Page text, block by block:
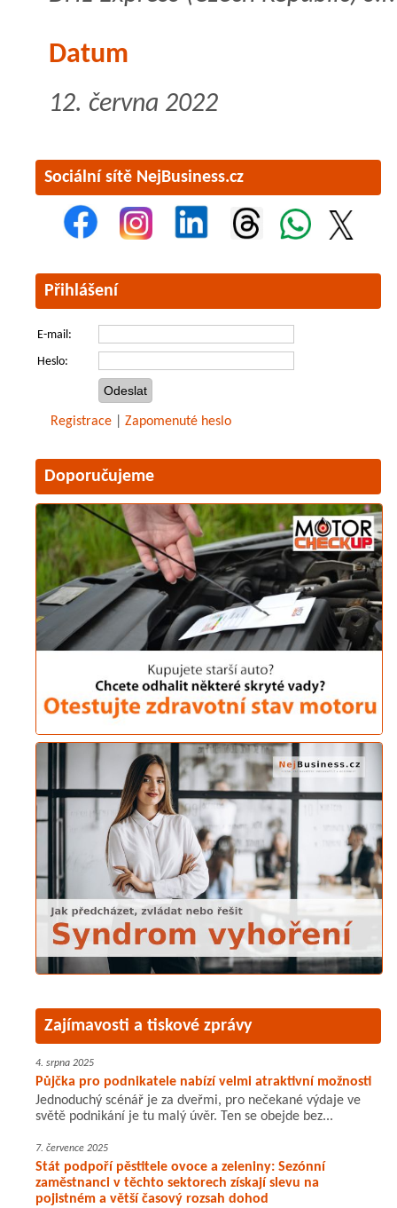
Datum
12. června 2022
Sociální sítě NejBusiness.cz
Přihlášení
E-mail:
Heslo:
Registrace Zapomenuté heslo
Doporučujeme
Zajímavosti a tiskové zprávy
4. srpna 2025
Půjčka pro podnikatele nabízí velmi atraktivní možnosti
Jednoduchý scénář je za dveřmi, pro nečekané výdaje ve
světě podnikání je tu malý úvěr. Ten se obejde bez...
7. července 2025
Stát podpoří pěstitele ovoce a zeleniny: Sezónní
zaměstnanci v těchto sektorech získají slevu na
pojistném a větší časový rozsah dohod